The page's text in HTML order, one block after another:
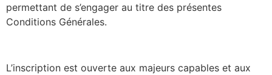
permettant de s’engager au titre des présentes
Conditions Générales.
L’inscription est ouverte aux majeurs capables et aux